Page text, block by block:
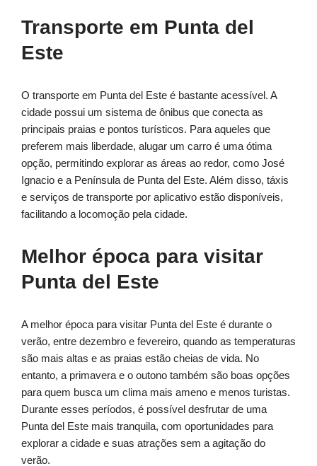
Transporte em Punta del
Este
O transporte em Punta del Este é bastante acessível. A
cidade possui um sistema de ônibus que conecta as
principais praias e pontos turísticos. Para aqueles que
preferem mais liberdade, alugar um carro é uma ótima
opção, permitindo explorar as áreas ao redor, como José
Ignacio e a Península de Punta del Este. Além disso, táxis
e serviços de transporte por aplicativo estão disponíveis,
facilitando a locomoção pela cidade.
Melhor época para visitar
Punta del Este
A melhor época para visitar Punta del Este é durante o
verão, entre dezembro e fevereiro, quando as temperaturas
são mais altas e as praias estão cheias de vida. No
entanto, a primavera e o outono também são boas opções
para quem busca um clima mais ameno e menos turistas.
Durante esses períodos, é possível desfrutar de uma
Punta del Este mais tranquila, com oportunidades para
explorar a cidade e suas atrações sem a agitação do
verão.